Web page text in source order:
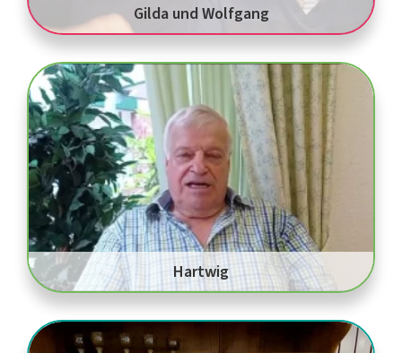
Gilda und Wolfgang
Hartwig